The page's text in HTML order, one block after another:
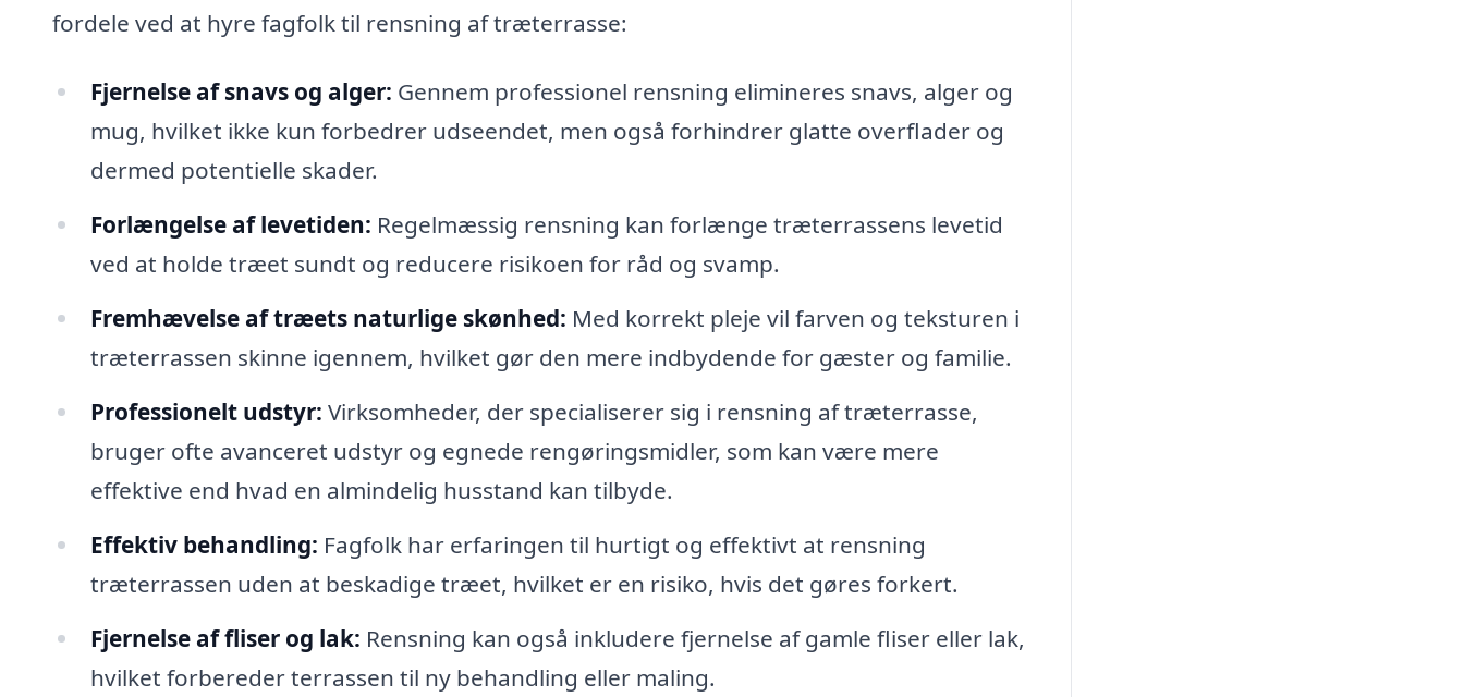
fordele ved at hyre fagfolk til rensning af træterrasse:
Fjernelse af snavs og alger: Gennem professionel rensning elimineres snavs, alger og
mug, hvilket ikke kun forbedrer udseendet, men også forhindrer glatte overflader og
dermed potentielle skader.
Forlængelse af levetiden: Regelmæssig rensning kan forlænge træterrassens levetid
ved at holde træet sundt og reducere risikoen for råd og svamp.
Fremhævelse af træets naturlige skønhed: Med korrekt pleje vil farven og teksturen i
træterrassen skinne igennem, hvilket gør den mere indbydende for gæster og familie.
Professionelt udstyr: Virksomheder, der specialiserer sig i rensning af træterrasse,
bruger ofte avanceret udstyr og egnede rengøringsmidler, som kan være mere
effektive end hvad en almindelig husstand kan tilbyde.
Effektiv behandling: Fagfolk har erfaringen til hurtigt og effektivt at rensning
træterrassen uden at beskadige træet, hvilket er en risiko, hvis det gøres forkert.
Fjernelse af fliser og lak: Rensning kan også inkludere fjernelse af gamle fliser eller lak,
hvilket forbereder terrassen til ny behandling eller maling.